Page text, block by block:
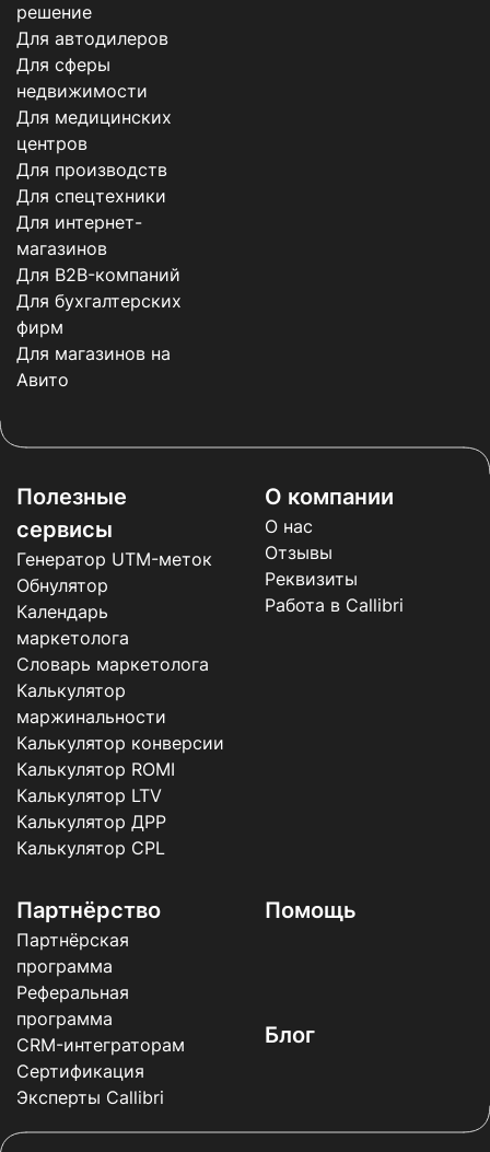
решение
Для автодилеров
Для сферы
недвижимости
Для медицинских
центров
Для производств
Для спецтехники
Для интернет-
магазинов
Для B2B-компаний
Для бухгалтерских
фирм
Для магазинов на
Авито
Полезные
сервисы
Генератор UTM-меток
Обнулятор
Календарь
маркетолога
Словарь маркетолога
Калькулятор
маржинальности
Калькулятор конверсии
Калькулятор ROMI
Калькулятор LTV
Калькулятор ДРР
Калькулятор CPL
Блог
Помощь
О компании
О нас
Отзывы
Реквизиты
Работа в Callibri
Партнёрство
Партнёрская
программа
Реферальная
программа
CRM-интеграторам
Сертификация
Эксперты Callibri